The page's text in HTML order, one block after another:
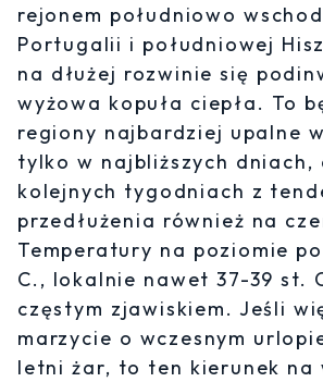
rejonem południowo
Portugalii i południowej
na dłużej rozwinie się
wyżowa kopuła ciepła. To
regiony najbardziej upalne
tylko w najbliższych dniach,
kolejnych tygodniach z
przedłużenia również na
Temperatury na poziomie
C., lokalnie nawet 37-39 st.
częstym zjawiskiem. Jeśli
marzycie o wczesnym
letni żar, to ten kierunek na